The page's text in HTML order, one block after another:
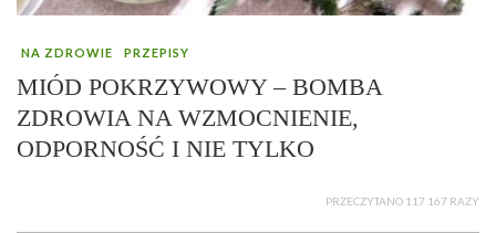
NA ZDROWIE PRZEPISY
MIÓD POKRZYWOWY – BOMBA
ZDROWIA NA WZMOCNIENIE,
ODPORNOŚĆ I NIE TYLKO
PRZECZYTANO 117 167 RAZY